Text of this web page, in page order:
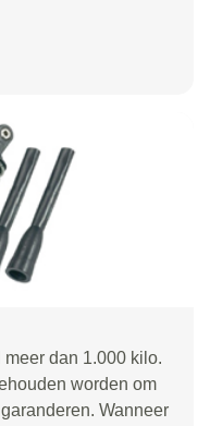
dan 1.000 kilo.
worden om
Wanneer